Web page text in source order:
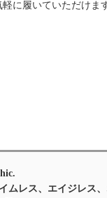
に履いていただけま
ムレス、エイジレス